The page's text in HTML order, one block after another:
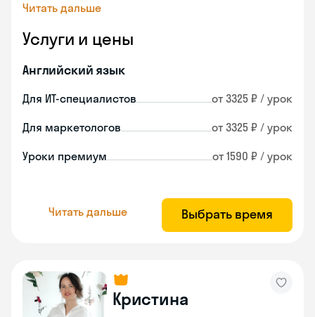
Читать дальше
Услуги и цены
Английский язык
Для ИТ-специалистов от 3325 ₽ / урок
Для маркетологов от 3325 ₽ / урок
Уроки премиум от 1590 ₽ / урок
Читать дальше Выбрать время
Кристина